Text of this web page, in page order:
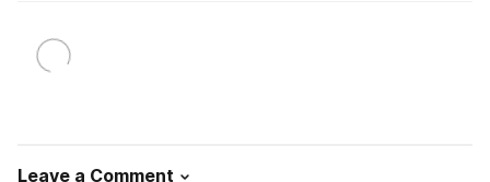
Leave a Comment